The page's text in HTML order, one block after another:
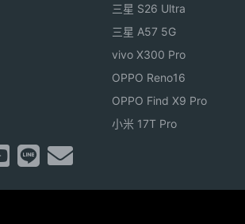
三星 S26 Ultra
三星 A57 5G
vivo X300 Pro
OPPO Reno16
OPPO Find X9 Pro
小米 17T Pro